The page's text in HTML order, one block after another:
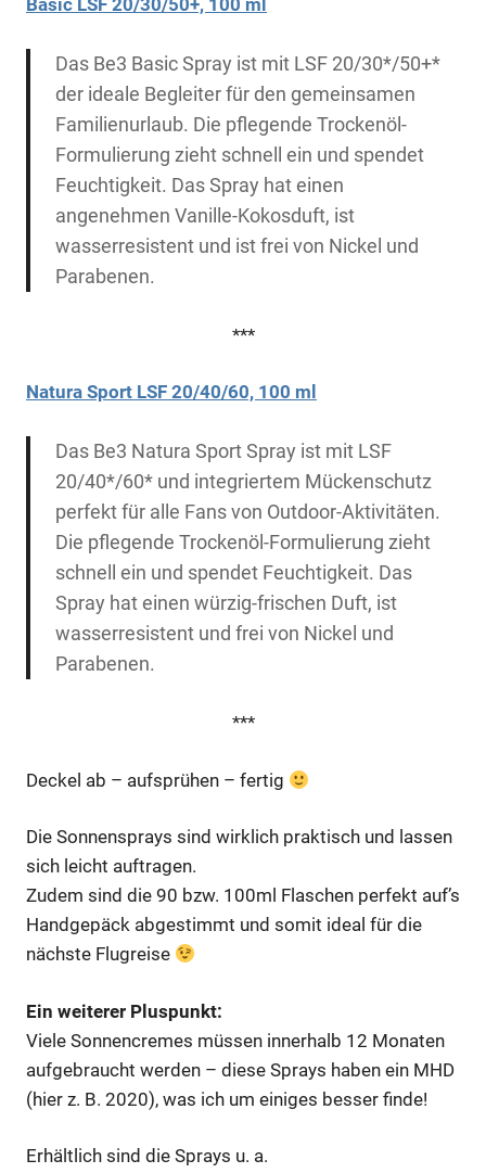
Das Be3 Basic Spray ist mit LSF 20/30*/50+*
der ideale Begleiter für den gemeinsamen
Familienurlaub. Die pflegende Trockenöl-
Formulierung zieht schnell ein und spendet
Feuchtigkeit. Das Spray hat einen
angenehmen Vanille-Kokosduft, ist
wasserresistent und ist frei von Nickel und
Parabenen.
***
Natura Sport LSF 20/40/60, 100 ml
Das Be3 Natura Sport Spray ist mit LSF
20/40*/60* und integriertem Mückenschutz
perfekt für alle Fans von Outdoor-Aktivitäten.
Die pflegende Trockenöl-Formulierung zieht
schnell ein und spendet Feuchtigkeit. Das
Spray hat einen würzig-frischen Duft, ist
wasserresistent und frei von Nickel und
Parabenen.
***
Deckel ab – aufsprühen – fertig
Die Sonnensprays sind wirklich praktisch und lassen
sich leicht auftragen.
Zudem sind die 90 bzw. 100ml Flaschen perfekt auf’s
Handgepäck abgestimmt und somit ideal für die
nächste Flugreise
Ein weiterer Pluspunkt:
Viele Sonnencremes müssen innerhalb 12 Monaten
aufgebraucht werden – diese Sprays haben ein MHD
(hier z. B. 2020), was ich um einiges besser finde!
Erhältlich sind die Sprays u. a.